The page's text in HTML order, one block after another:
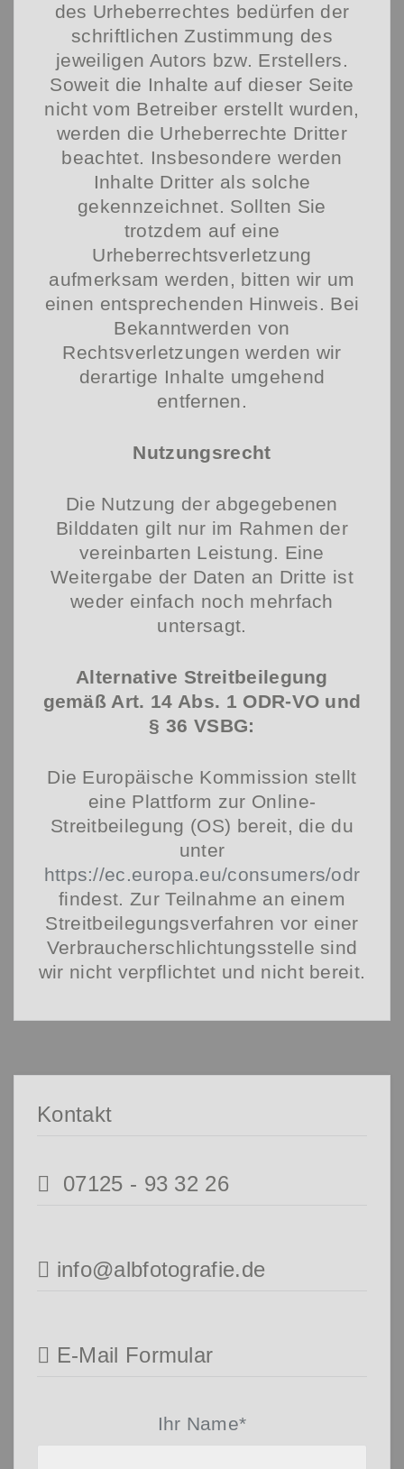
des Urheberrechtes bedürfen der
schriftlichen Zustimmung des
jeweiligen Autors bzw. Erstellers.
Soweit die Inhalte auf dieser Seite
nicht vom Betreiber erstellt wurden,
werden die Urheberrechte Dritter
beachtet. Insbesondere werden
Inhalte Dritter als solche
gekennzeichnet. Sollten Sie
trotzdem auf eine
Urheberrechtsverletzung
aufmerksam werden, bitten wir um
einen entsprechenden Hinweis. Bei
Bekanntwerden von
Rechtsverletzungen werden wir
derartige Inhalte umgehend
entfernen.
Nutzungsrecht
Die Nutzung der abgegebenen
Bilddaten gilt nur im Rahmen der
vereinbarten Leistung. Eine
Weitergabe der Daten an Dritte ist
weder einfach noch mehrfach
untersagt.
Alternative Streitbeilegung
gemäß Art. 14 Abs. 1 ODR-VO und
§ 36 VSBG:
Die Europäische Kommission stellt
eine Plattform zur Online-
Streitbeilegung (OS) bereit, die du
unter
https://ec.europa.eu/consumers/odr
findest. Zur Teilnahme an einem
Streitbeilegungsverfahren vor einer
Verbraucherschlichtungsstelle sind
wir nicht verpflichtet und nicht bereit.
Kontakt
07125 - 93 32 26
info@albfotografie.de
E-Mail Formular
Ihr Name*